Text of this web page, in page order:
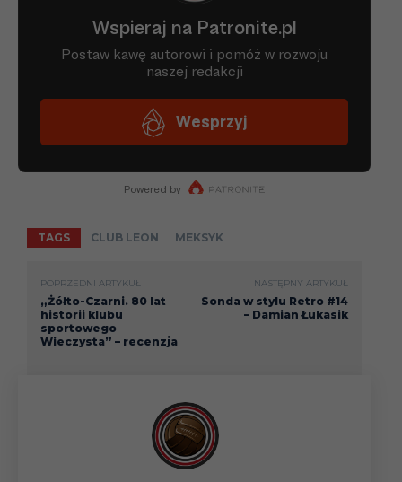
TAGS CLUB LEON MEKSYK
POPRZEDNI ARTYKUŁ
„Żółto-Czarni. 80 lat
historii klubu
sportowego
Wieczysta” – recenzja
NASTĘPNY ARTYKUŁ
Sonda w stylu Retro #14
– Damian Łukasik